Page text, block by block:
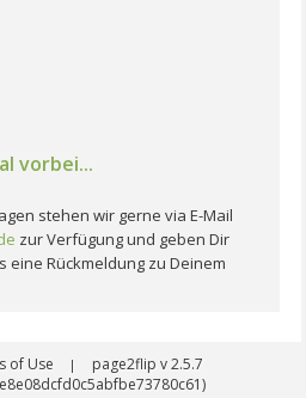
vorbei...
stehen wir gerne via E-Mail
zur Verfügung und geben Dir
Rückmeldung zu Deinem
of Use |
page2flip v 2.5.7